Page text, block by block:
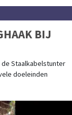
BIJ
Staalkabelstunter
doeleinden